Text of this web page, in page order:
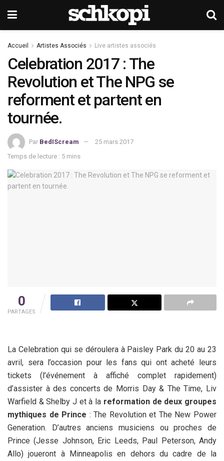
Accueil Artistes Associés Live artistes associés
Celebration 2017 : The
Revolution et The NPG se
reforment et partent en
tournée.
Par BedIScream
25 mars 2017
Temps de lecture : 5 mins
0
PARTAGES
La Celebration qui se déroulera à Paisley Park du 20 au 23
avril, sera l’occasion pour les fans qui ont acheté leurs
tickets (l’événement à affiché complet rapidement)
d’assister à des concerts de Morris Day & The Time, Liv
Warfield & Shelby J et à la reformation de deux groupes
mythiques de Prince : The Revolution et The New Power
Generation. D’autres anciens musiciens ou proches de
Prince (Jesse Johnson, Eric Leeds, Paul Peterson, Andy
Allo) joueront à Minneapolis en dehors du cadre de la